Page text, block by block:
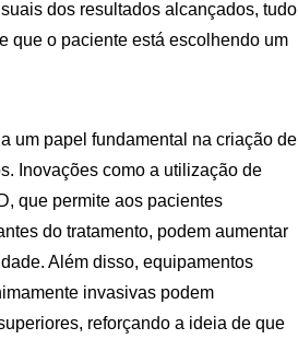
dos resultados alcançados, tudo
que o paciente está escolhendo um
um papel fundamental na criação de
Inovações como a utilização de
que permite aos pacientes
do tratamento, podem aumentar
Além disso, equipamentos
invasivas podem
reforçando a ideia de que